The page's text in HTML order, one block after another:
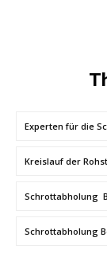
Experten für die
Kreislauf der
Schrottabholung
Schrottabholung